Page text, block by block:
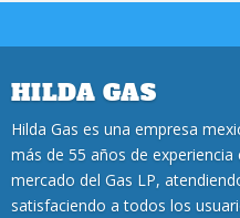
HILDA GAS
Hilda Gas es una empresa
más de 55 años de experiencia
mercado del Gas LP,
satisfaciendo a todos los